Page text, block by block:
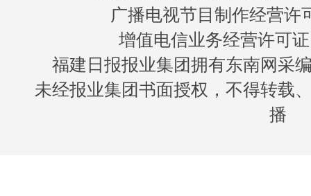
广播电视节目制作经营许
增值电信业务经营许可
福建日报报业集团拥有东南网采
未经报业集团书面授权，不得转载
播